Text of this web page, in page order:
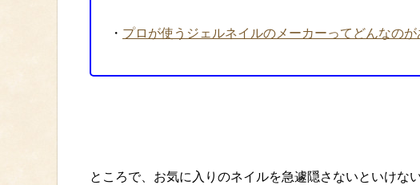
・ プロが使うジェルネイルのメーカーってどんなのが
ところで、お気に入りのネイルを急遽隠さないといけない